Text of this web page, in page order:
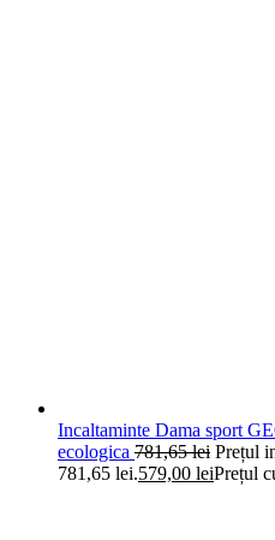
Incaltaminte Dama sport
ecologica 781,65lei Prețul
781,65 lei.579,00 leiPrețul